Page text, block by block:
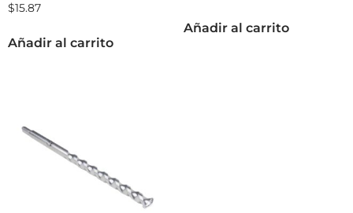
$15.87
Añadir al carrito
Añadir al carrito